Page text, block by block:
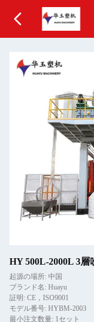
HY 500L-2000L 3層
起源の場所: 中国
ブランド名: Huayu
証明: CE，ISO9001
モデル番号: HYBM-2003
最小注文数量: 1セット